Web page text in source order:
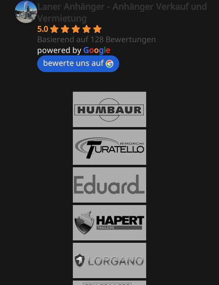
Laner Anhänger - Anhänger Verkauf und
Vermietung
5.0
Basierend auf 128 Bewertungen
powered by Google
bewerte uns auf